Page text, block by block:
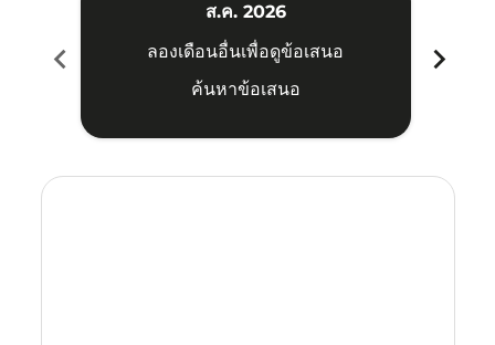
chevron_left
ส.ค. 2026
ลองเดือนอื่นเพื่อดูข้อเสนอ
ค้นหาข้อเสนอ
chevron_right